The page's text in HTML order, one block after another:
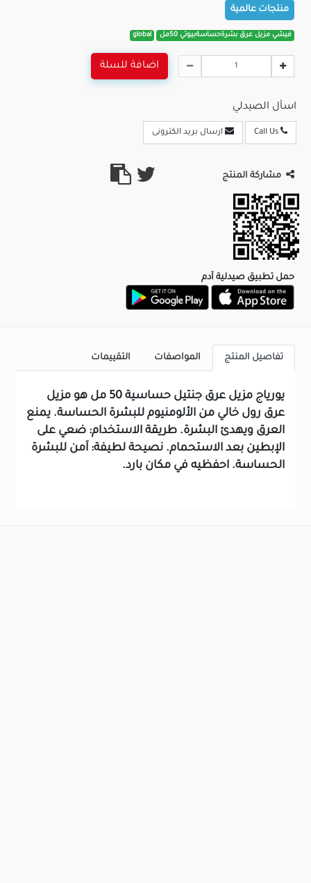
منتجات عالمية
فيشي مزيل عرق بشرةحساسةبيوتي 50مل global
اضافة للسلة
اسأل الصيدلي
ارسال بريد الكترونى
مشاركة المنتج
حمل تطبيق صيدلية آدم
تفاصيل المنتج المواصفات التقييمات
يورياج مزيل عرق جنتيل حساسية 50 مل هو مزيل
عرق رول خالي من الألومنيوم للبشرة الحساسة. يمنع
العرق ويهدئ البشرة. طريقة الاستخدام: ضعي على
الإبطين بعد الاستحمام. نصيحة لطيفة: آمن للبشرة
الحساسة. احفظيه في مكان بارد.